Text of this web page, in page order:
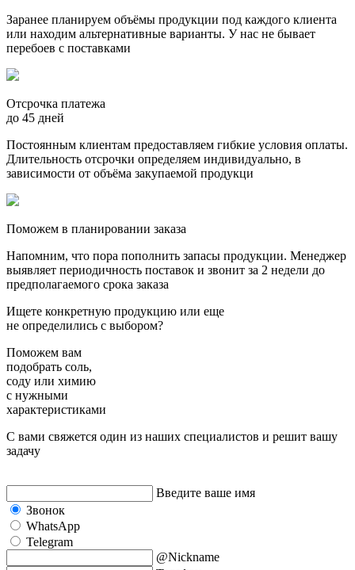
Заранее планируем объёмы продукции под каждого клиента
или находим альтернативные варианты. У нас не бывает
перебоев с поставками
Отсрочка платежа
до 45 дней
Постоянным клиентам предоставляем гибкие условия оплаты.
Длительность отсрочки определяем индивидуально, в
зависимости от объёма закупаемой продукци
Поможем в планировании заказа
Напомним, что пора пополнить запасы продукции. Менеджер
выявляет периодичность поставок и звонит за 2 недели до
предполагаемого срока заказа
Ищете конкретную продукцию или еще
не определились с выбором?
Поможем вам
подобрать соль,
соду или химию
с нужными
характеристиками
С вами свяжется один из наших специалистов и решит вашу
задачу
Введите ваше имя
Звонок
WhatsApp
Telegram
@Nickname